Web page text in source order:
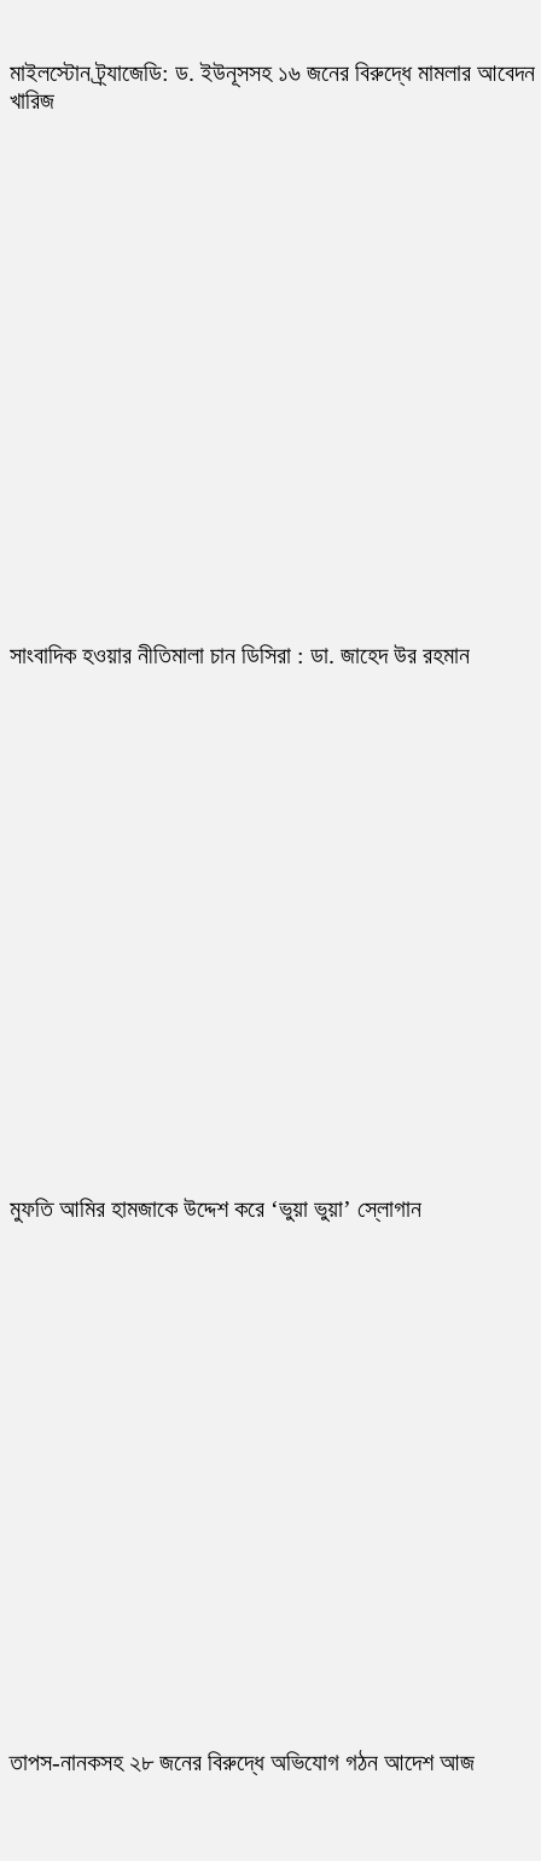
মাইলস্টোন ট্র্যাজেডি: ড. ইউনূসসহ ১৬ জনের বিরুদ্ধে মামলার আবেদন
খারিজ
সাংবাদিক হওয়ার নীতিমালা চান ডিসিরা : ডা. জাহেদ উর রহমান
মুফতি আমির হামজাকে উদ্দেশ করে ‘ভুয়া ভুয়া’ স্লোগান
তাপস-নানকসহ ২৮ জনের বিরুদ্ধে অভিযোগ গঠন আদেশ আজ